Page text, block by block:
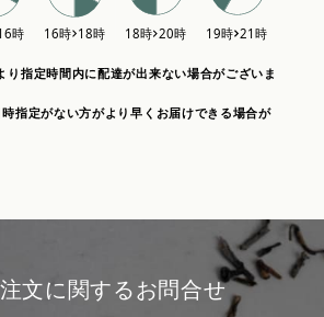
指定時間内に配達が出来ない場合がございま
指定がない方がより早くお届けできる場合が
文に関するお問合せ